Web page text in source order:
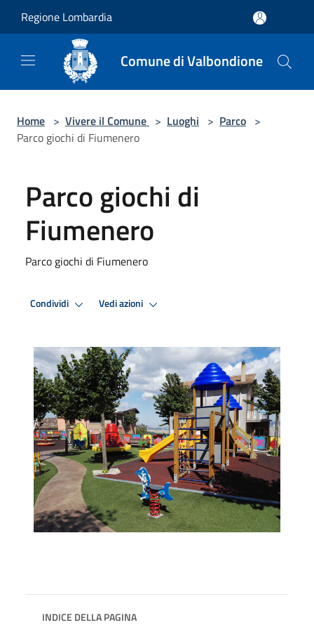
Regione Lombardia
Comune di Valbondione
Home > Vivere il Comune > Luoghi > Parco >
Parco giochi di Fiumenero
Parco giochi di
Fiumenero
Parco giochi di Fiumenero
Condividi Vedi azioni
INDICE DELLA PAGINA